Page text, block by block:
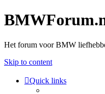
Het forum voor BMW
Skip to content
Quick links